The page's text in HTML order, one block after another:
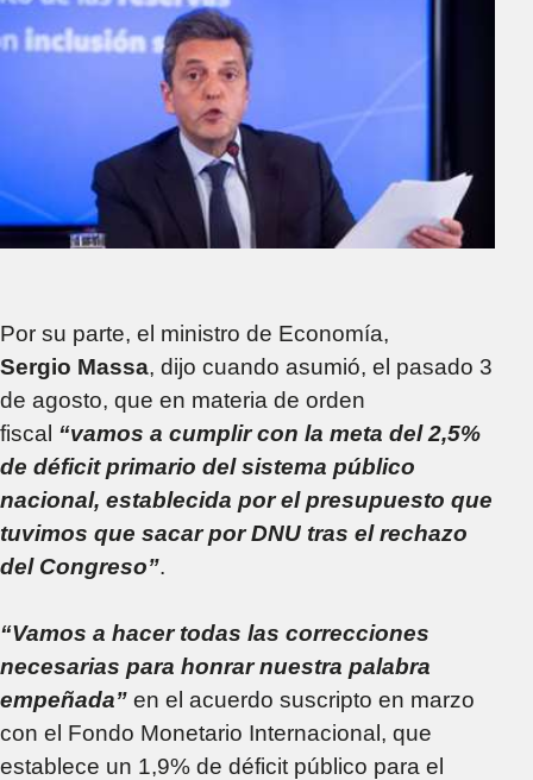
Por su parte, el ministro de Economía,
Sergio Massa, dijo cuando asumió, el pasado 3
de agosto, que en materia de orden
fiscal “vamos a cumplir con la meta del 2,5%
de déficit primario del sistema público
nacional, establecida por el presupuesto que
tuvimos que sacar por DNU tras el rechazo
del Congreso”.
“Vamos a hacer todas las correcciones
necesarias para honrar nuestra palabra
empeñada” en el acuerdo suscripto en marzo
con el Fondo Monetario Internacional, que
establece un 1,9% de déficit público para el